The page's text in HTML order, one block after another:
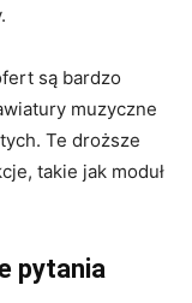
są bardzo
muzyczne
Te droższe
takie jak moduł
pytania